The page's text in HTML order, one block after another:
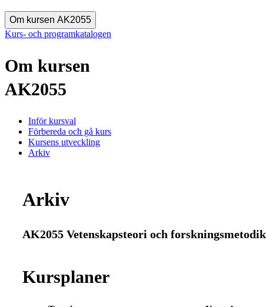
Om kursen AK2055
Kurs- och programkatalogen
Om kursen
AK2055
Inför kursval
Förbereda och gå kurs
Kursens utveckling
Arkiv
Arkiv
AK2055 Vetenskapsteori och
Kursplaner